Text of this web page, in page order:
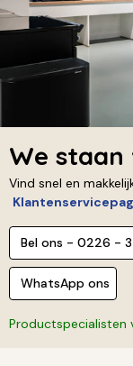
We
Vind snel en
Bel ons - 0226 -
WhatsApp ons
Productspecialisten